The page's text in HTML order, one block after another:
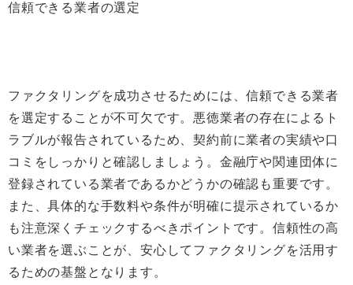
信頼できる業者の選定
ファクタリングを成功させるためには、信頼できる業者
を選定することが不可欠です。悪徳業者の存在によるト
ラブルが報告されているため、契約前に業者の実績や口
コミをしっかりと確認しましょう。金融庁や関連団体に
登録されている業者であるかどうかの確認も重要です。
また、具体的な手数料や条件が明確に提示されているか
も注意深くチェックするべきポイントです。信頼性の高
い業者を選ぶことが、安心してファクタリングを活用す
るための基盤となります。